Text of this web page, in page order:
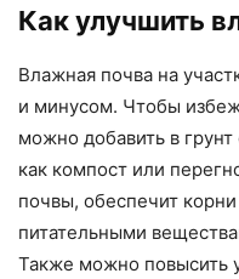
Как улучшить
Влажная почва на
и минусом. Чтобы
можно добавить в
как компост или
почвы, обеспечит
питательными
Также можно повысить